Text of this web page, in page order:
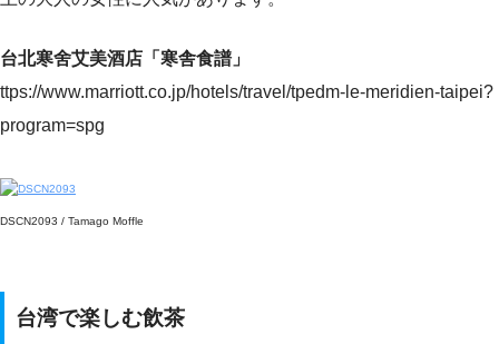
台北寒舍艾美酒店「寒舎食譜」
ttps://www.marriott.co.jp/hotels/travel/tpedm-le-meridien-taipei?
program=spg
DSCN2093 / Tamago Moffle
台湾で楽しむ飲茶